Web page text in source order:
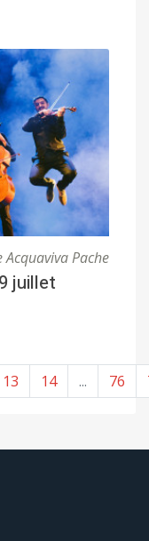
Acquaviva Pache
juillet
13 14 ... 76